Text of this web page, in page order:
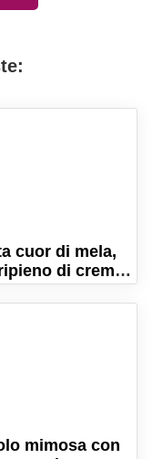
cuor di mela,
di crema
pasticcera!
mimosa con